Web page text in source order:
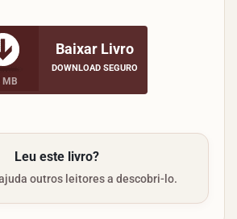
MB
Baixar Livro
DOWNLOAD SEGURO
Leu este livro?
outros leitores a descobri-lo.